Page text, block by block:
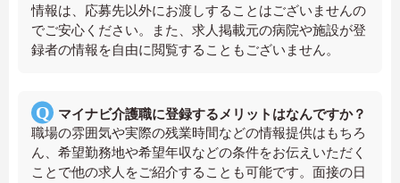
情報は、応募先以外にお渡しすることはございませんの
でご安心ください。また、求人掲載元の病院や施設が登
録者の情報を自由に閲覧することもございません。
マイナビ介護職に登録するメリットはなんですか？
職場の雰囲気や実際の残業時間などの情報提供はもちろ
ん、希望勤務地や希望年収などの条件をお伝えいただく
ことで他の求人をご紹介することも可能です。面接の日